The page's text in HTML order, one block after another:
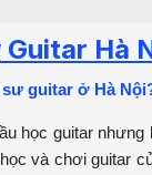
Guitar Hà
guitar ở Hà
học guitar
và chơi guitar